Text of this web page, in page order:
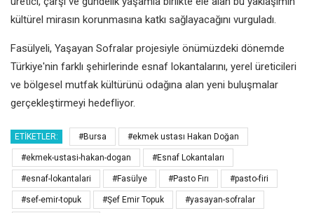
kültürel mirasın korunmasına katkı sağlayacağını vurguladı.
Fasülyeli, Yaşayan Sofralar projesiyle önümüzdeki dönemde
Türkiye'nin farklı şehirlerinde esnaf lokantalarını, yerel üreticileri
ve bölgesel mutfak kültürünü odağına alan yeni buluşmalar
gerçekleştirmeyi hedefliyor.
ETIKETLER: #Bursa #ekmek ustası Hakan Doğan
#ekmek-ustasi-hakan-dogan #Esnaf Lokantaları
#esnaf-lokantalari #Fasülye #Pasto Fırı #pasto-firi
#sef-emir-topuk #Şef Emir Topuk #yasayan-sofralar